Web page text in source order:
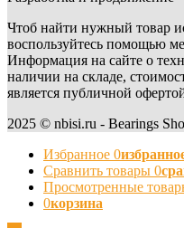
Чтоб найти нужный товар
воспользуйтесь помощью
Информация на сайте о
наличии на складе,
является публичной
2025 © nbisi.ru - Bearings
Избранное 0
Сравнить товары 0
Просмотренные
0корзина